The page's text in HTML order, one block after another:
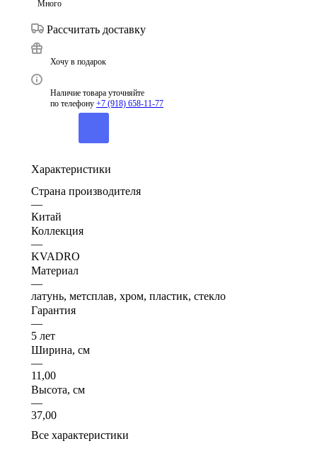
Много
Рассчитать доставку
Хочу в подарок
Наличие товара уточняйте
по телефону +7 (918) 658-11-77
Характеристики
Страна производителя
—
Китай
Коллекция
—
KVADRO
Материал
—
латунь, метсплав, хром, пластик, стекло
Гарантия
—
5 лет
Ширина, см
—
11,00
Высота, см
—
37,00
Все характеристики